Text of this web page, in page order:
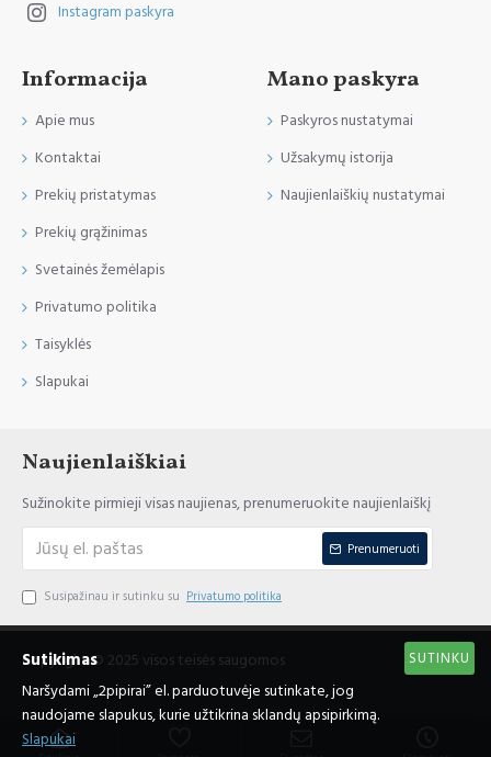
Instagram paskyra
Informacija
Apie mus
Kontaktai
Prekių pristatymas
Prekių grąžinimas
Svetainės žemėlapis
Privatumo politika
Taisyklės
Slapukai
Mano paskyra
Paskyros nustatymai
Užsakymų istorija
Naujienlaiškių nustatymai
Naujienlaiškiai
Sužinokite pirmieji visas naujienas, prenumeruokite naujienlaiškį
Prenumeruoti
Susipažinau ir sutinku su Privatumo politika
Copyright © 2025 visos teisės saugomos SUTINKU
Sutikimas
Naršydami „2pipirai” el. parduotuvėje sutinkate, jog
naudojame slapukus, kurie užtikrina sklandų apsipirkimą.
Slapukai